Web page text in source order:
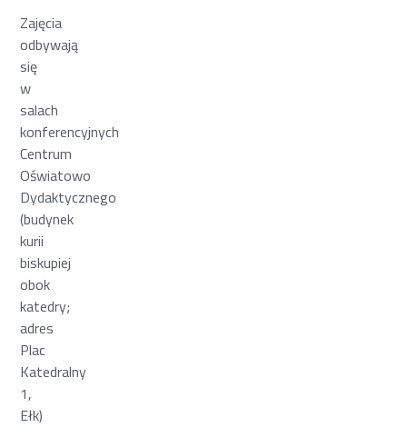
Zajęcia
odbywają
się
w
salach
konferencyjnych
Centrum
Oświatowo
Dydaktycznego
(budynek
kurii
biskupiej
obok
katedry;
adres
Plac
Katedralny
1,
Ełk)